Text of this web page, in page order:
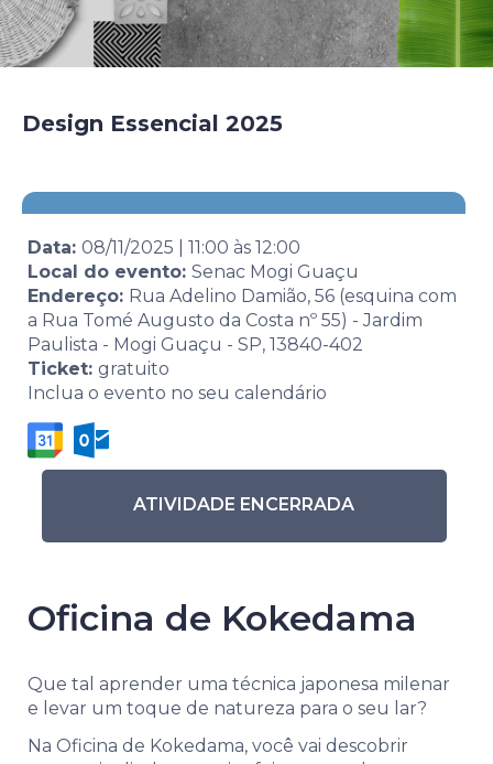
Design Essencial 2025
Data: 08/11/2025 11:00 às 12:00
Local do evento: Senac Mogi Guaçu
Endereço: Rua Adelino Damião, 56 (esquina com
a Rua Tomé Augusto da Costa nº 55) - Jardim
Paulista - Mogi Guaçu - SP, 13840-402
Ticket: gratuito
Inclua o evento no seu calendário
ATIVIDADE ENCERRADA
Oficina de Kokedama
Que tal aprender uma técnica japonesa milenar
e levar um toque de natureza para o seu lar?
Na Oficina de Kokedama, você vai descobrir